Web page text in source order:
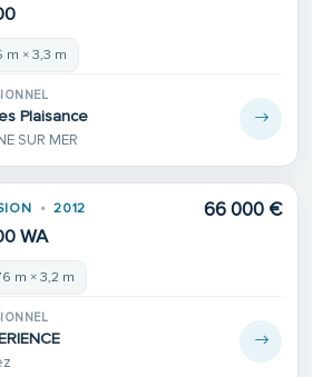
m × 3,3 m
Plaisance
SUR MER
2012
WA
66 000 €
m × 3,2 m